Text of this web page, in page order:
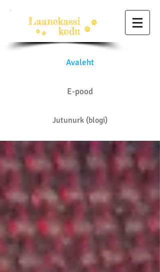
Avaleht
E-pood
Jutunurk (blogi)